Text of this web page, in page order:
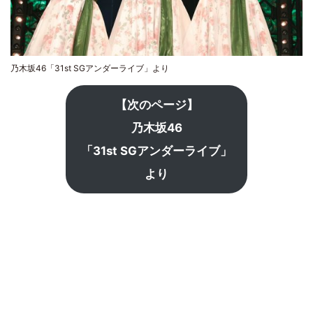
乃木坂46「31st SGアンダーライブ」より
【次のページ】
乃木坂46
「31st SGアンダーライブ」
より